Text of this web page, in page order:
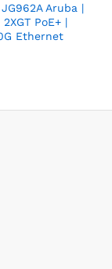
Aruba |
PoE+ |
Ethernet